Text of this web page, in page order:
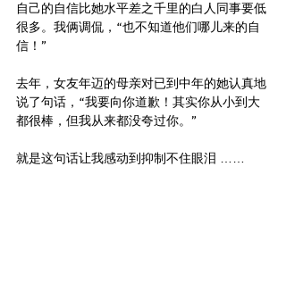
自己的自信比她水平差之千里的白人同事要低
很多。我俩调侃，“也不知道他们哪儿来的自
信！”
去年，女友年迈的母亲对已到中年的她认真地
说了句话，“我要向你道歉！其实你从小到大
都很棒，但我从来都没夸过你。”
就是这句话让我感动到抑制不住眼泪 ……